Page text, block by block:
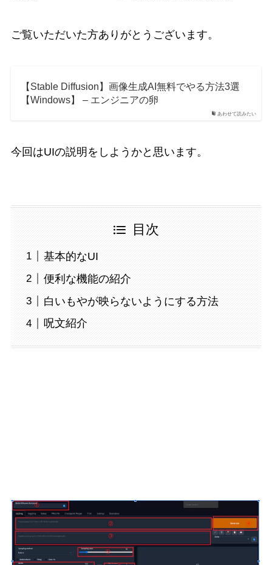
ご覧いただいた方ありがとうございます。
あわせて読みたい
【Stable Diffusion】画像生成AI無料でやる方法3選
【Windows】 – エンジニアの卵
今回はUIの説明をしようかと思います。
目次
基本的なUI
便利な機能の紹介
白いもやが映らないようにする方法
呪文紹介